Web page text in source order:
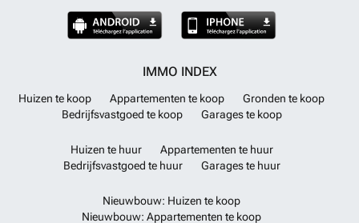
IMMO INDEX
Huizen te koop Appartementen te koop
Gronden te koop
Bedrijfsvastgoed te koop
Garages te koop
Huizen te huur
Appartementen te huur
Bedrijfsvastgoed te huur
Garages te huur
Nieuwbouw: Huizen te koop
Nieuwbouw: Appartementen te koop